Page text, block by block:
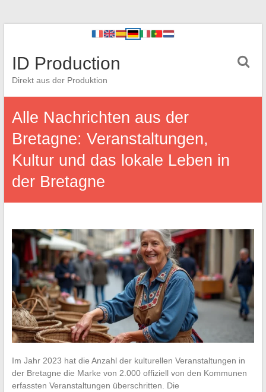
ID Production
Direkt aus der Produktion
Alle Nachrichten aus der
Bretagne: Veranstaltungen,
Kultur und das lokale Leben in
der Bretagne
Im Jahr 2023 hat die Anzahl der kulturellen Veranstaltungen in
der Bretagne die Marke von 2.000 offiziell von den Kommunen
erfassten Veranstaltungen überschritten. Die